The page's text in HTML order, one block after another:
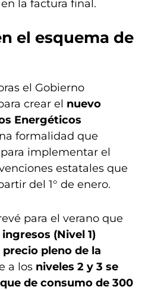
la factura final.
el esquema de
el Gobierno
crear el nuevo
Energéticos
formalidad que
implementar el
estatales que
del 1° de enero.
para el verano que
(Nivel 1)
pleno de la
a los niveles 2 y 3 se
de consumo de 300